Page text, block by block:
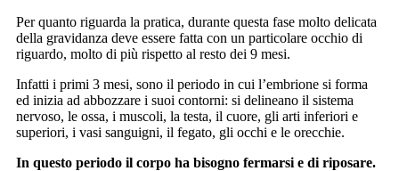
Per quanto riguarda la pratica, durante questa fase molto delicata
della gravidanza deve essere fatta con un particolare occhio di
riguardo, molto di più rispetto al resto dei 9 mesi.
Infatti i primi 3 mesi, sono il periodo in cui l’embrione si forma
ed inizia ad abbozzare i suoi contorni: si delineano il sistema
nervoso, le ossa, i muscoli, la testa, il cuore, gli arti inferiori e
superiori, i vasi sanguigni, il fegato, gli occhi e le orecchie.
In questo periodo il corpo ha bisogno fermarsi e di riposare.